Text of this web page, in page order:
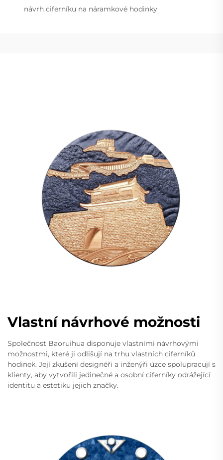
návrh ciferníku na náramkové hodinky
Vlastní návrhové možnosti
Společnost Baoruihua disponuje vlastními návrhovými
možnostmi, které ji odlišují na trhu vlastních ciferníků
hodinek. Její zkušení designéři a inženýři úzce spolupracují s
klienty, aby vytvořili jedinečné a osobní ciferníky odrážející
identitu a estetiku jejich značky.